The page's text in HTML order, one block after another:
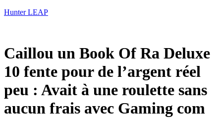
Hunter LEAP
Caillou un Book Of Ra Deluxe
10 fente pour de l’argent réel
peu : Avait à une roulette sans
aucun frais avec Gaming com